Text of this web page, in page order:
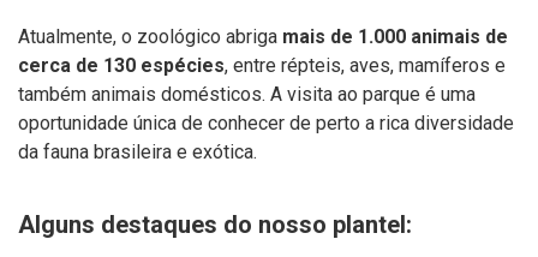
Atualmente, o zoológico abriga mais de 1.000 animais de
cerca de 130 espécies, entre répteis, aves, mamíferos e
também animais domésticos. A visita ao parque é uma
oportunidade única de conhecer de perto a rica diversidade
da fauna brasileira e exótica.
Alguns destaques do nosso plantel: